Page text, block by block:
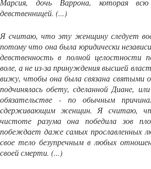
девственницей. (...)
Я считаю, что эту женщину следует
потому что она была юридически
девственность в полной целостности
воле, а не из-за принуждения высшей
вижу, чтобы она была связана святыми
подчинялась обету, сделанной Диане,
обязательстве - по обычным
сдерживающим женщин. Я считаю,
чистоте разума она победила зов
побеждает даже самых прославленных
свое тело безупречным в любых
своей смерти. (...)